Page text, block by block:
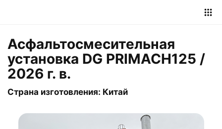
Асфальтосмесительная
установка DG PRIMACH125 /
2026 г. в.
Страна изготовления: Китай